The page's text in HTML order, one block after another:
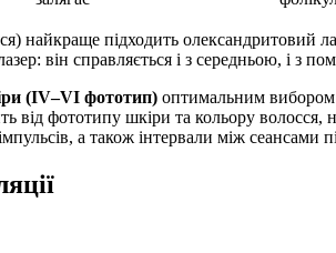
найкраще підходить олександритовий
він справляється і з середньою, і з
(IV–VI фототип) оптимальним вибором
від фототипу шкіри та кольору волосся, н
а також інтервали між